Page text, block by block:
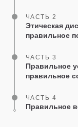
ЧАСТЬ 2
Этическая
правильное
ЧАСТЬ 3
Правильное
правильное
ЧАСТЬ 4
Правильное